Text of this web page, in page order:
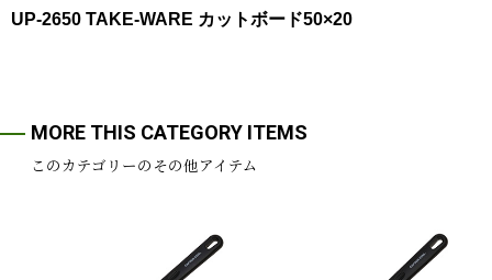
UP-2650 TAKE-WARE カットボード50×20
MORE THIS CATEGORY ITEMS
このカテゴリーのその他アイテム